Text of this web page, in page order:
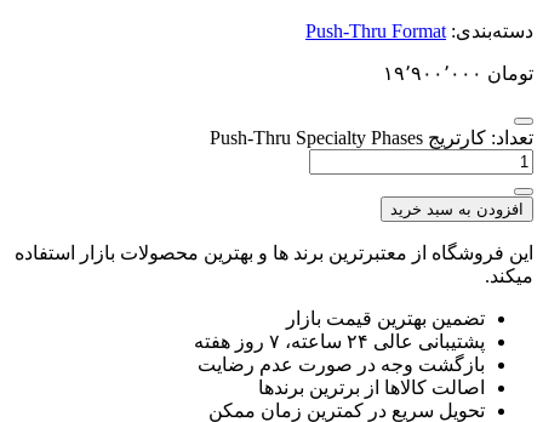
دسته‌بندی: Push-Thru Format
تومان
تعداد: کارتریج Push-Thru Specialty Phases
افزودن به سبد خرید
این فروشگاه از معتبرترین برند ها و بهترین محصولات بازار استفاده
میکند.
تضمین بهترین قیمت بازار
پشتیبانی عالی ۲۴ ساعته، ۷ روز هفته
بازگشت وجه در صورت عدم رضایت
اصالت کالاها از برترین برندها
تحویل سریع در کمترین زمان ممکن